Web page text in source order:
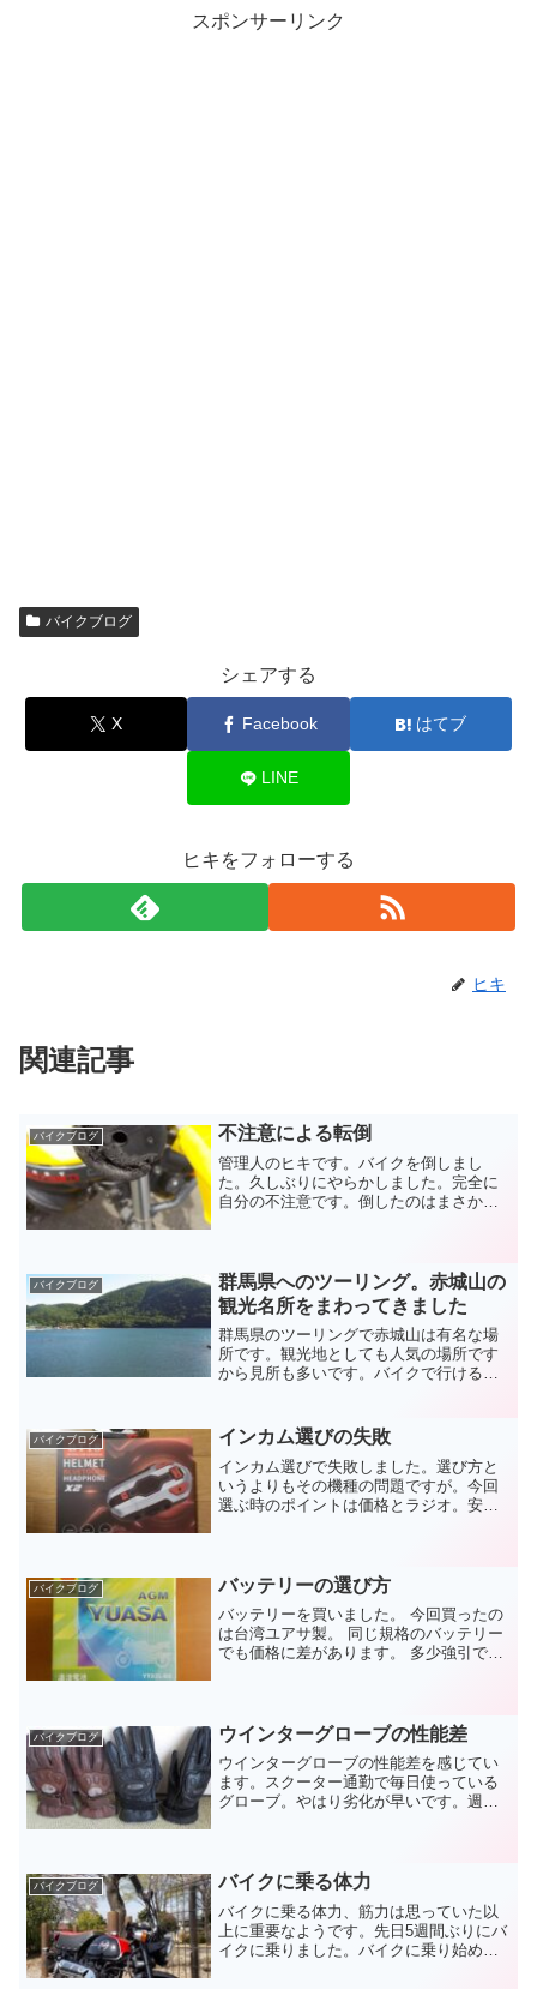
スポンサーリンク
バイクブログ
シェアする
X Facebook はてブ
LINE
ヒキをフォローする
ヒキ
関連記事
バイクブログ 不注意による転倒
管理人のヒキです。バイクを倒しまし
た。久しぶりにやらかしました。完全に
自分の不注意です。倒したのはまさかの
に行っていて店舗の壁に沿っ...
バイクブログ
群馬県へのツーリング。赤城山の
観光名所をまわってきました
群馬県のツーリングで赤城山は有名な場
所です。観光地としても人気の場所です
から見所も多いです。バイクで行けるの
ますから、群馬県へのツーリングに赤城
山を組みこんでみませんか？
バイクブログ インカム選びの失敗
インカム選びで失敗しました。選び方と
いうよりもその機種の問題ですが。今回
選ぶ時のポイントは価格とラジオ。安く
製品とは言えブルートゥース...
バイクブログ バッテリーの選び方
バッテリーを買いました。 今回買ったの
は台湾ユアサ製。 同じ規格のバッテリー
でも価格に差があります。 多少強引です
の海外製造品。...
バイクブログ ウインターグローブの性能差
ウインターグローブの性能差を感じてい
ます。スクーター通勤で毎日使っている
グローブ。やはり劣化が早いです。週末
を使うので防寒性能に問題...
バイクブログ バイクに乗る体力
バイクに乗る体力、筋力は思っていた以
上に重要なようです。先日5週間ぶりにバ
イクに乗りました。バイクに乗り始めて